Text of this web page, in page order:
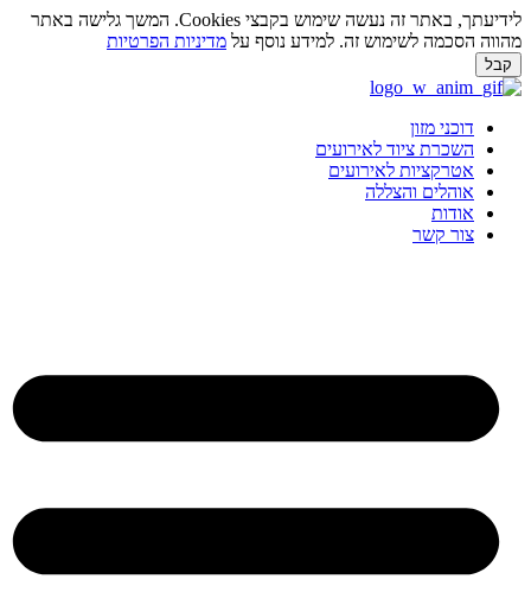
לידיעתך, באתר זה נעשה שימוש בקבצי Cookies. המשך גלישה באתר
מהווה הסכמה לשימוש זה. למידע נוסף עלמדיניות הפרטיות
קבל
דלג
דוכני מזון
השכרת ציוד לאירועים
אטרקציות לאירועים
אוהלים והצללה
אודות
צור קשר